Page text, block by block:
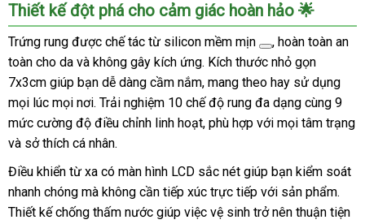
Từ
Xa
Kích
Thích
Mua
Ngay
Thiết kế đột phá cho cảm giác hoàn hảo 🌟
Trứng rung được chế tác từ silicon mềm mịn
, hoàn toàn an
toàn cho da và không gây kích ứng. Kích thước nhỏ gọn
7x3cm giúp bạn dễ dàng cầm nắm, mang theo hay sử dụng
mọi lúc mọi nơi. Trải nghiệm 10 chế độ rung đa dạng cùng 9
mức cường độ điều chỉnh linh hoạt, phù hợp với mọi tâm trạng
và sở thích cá nhân.
Điều khiển từ xa có màn hình LCD sắc nét giúp bạn kiểm soát
nhanh chóng mà không cần tiếp xúc trực tiếp với sản phẩm.
Thiết kế chống thấm nước giúp việc vệ sinh trở nên thuận tiện